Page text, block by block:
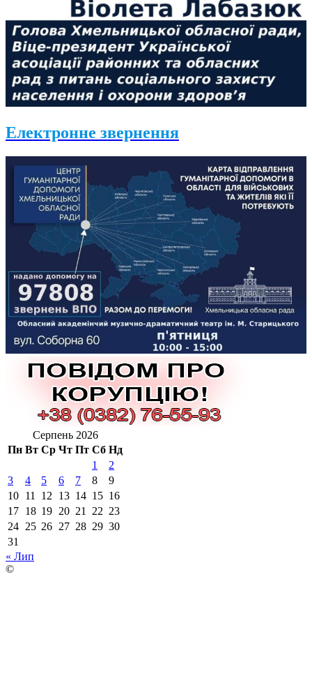
Електронне звернення
Серпень 2026
Пн Вт Ср Чт Пт Сб Нд
1
2
3
4 5 6 7 8
9
10 11 12 13 14 15 16
17 18 19 20 21 22 23
24 25 26 27 28 29 30
31
« Лип
©